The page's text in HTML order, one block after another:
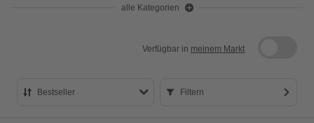
alle Kategorien
Verfügbar in meinem Markt
Bestseller Filtern